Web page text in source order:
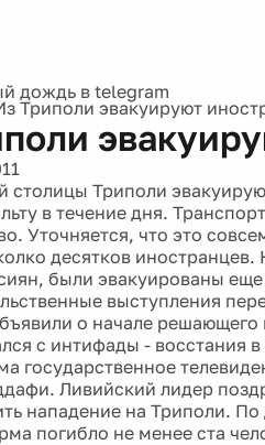
Триполи эвакуируют
столицы Триполи
в течение дня.
Уточняется, что это
десятков
были эвакуированы еще
выступления
о начале
с интифады - восстания
государственное
Ливийский лидер
нападение на Триполи.
погибло не менее ста